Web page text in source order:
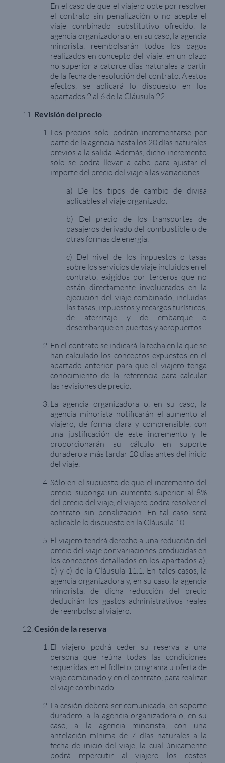
En el caso de que el viajero opte por resolver
el contrato sin penalización o no acepte el
viaje combinado substitutivo ofrecido, la
agencia organizadora o, en su caso, la agencia
minorista, reembolsarán todos los pagos
realizados en concepto del viaje, en un plazo
no superior a catorce días naturales a partir
de la fecha de resolución del contrato. A estos
efectos, se aplicará lo dispuesto en los
apartados 2 al 6 de la Cláusula 22.
Revisión del precio
Los precios sólo podrán incrementarse por
parte de la agencia hasta los 20 días naturales
previos a la salida. Además, dicho incremento
sólo se podrá llevar a cabo para ajustar el
importe del precio del viaje a las variaciones:
a) De los tipos de cambio de divisa
aplicables al viaje organizado.
b) Del precio de los transportes de
pasajeros derivado del combustible o de
otras formas de energía.
c) Del nivel de los impuestos o tasas
sobre los servicios de viaje incluidos en el
contrato, exigidos por terceros que no
están directamente involucrados en la
ejecución del viaje combinado, incluidas
las tasas, impuestos y recargos turísticos,
de aterrizaje y de embarque o
desembarque en puertos y aeropuertos.
En el contrato se indicará la fecha en la que se
han calculado los conceptos expuestos en el
apartado anterior para que el viajero tenga
conocimiento de la referencia para calcular
las revisiones de precio.
La agencia organizadora o, en su caso, la
agencia minorista notificarán el aumento al
viajero, de forma clara y comprensible, con
una justificación de este incremento y le
proporcionarán su cálculo en suporte
duradero a más tardar 20 días antes del inicio
del viaje.
Sólo en el supuesto de que el incremento del
precio suponga un aumento superior al 8%
del precio del viaje, el viajero podrá resolver el
contrato sin penalización. En tal caso será
aplicable lo dispuesto en la Cláusula 10.
El viajero tendrá derecho a una reducción del
precio del viaje por variaciones producidas en
los conceptos detallados en los apartados a),
b) y c) de la Cláusula 11.1. En tales casos, la
agencia organizadora y, en su caso, la agencia
minorista, de dicha reducción del precio
deducirán los gastos administrativos reales
de reembolso al viajero.
Cesión de la reserva
El viajero podrá ceder su reserva a una
persona que reúna todas las condiciones
requeridas, en el folleto, programa u oferta de
viaje combinado y en el contrato, para realizar
el viaje combinado.
La cesión deberá ser comunicada, en soporte
duradero, a la agencia organizadora o, en su
caso, a la agencia minorista, con una
antelación mínima de 7 días naturales a la
fecha de inicio del viaje, la cual únicamente
podrá repercutir al viajero los costes